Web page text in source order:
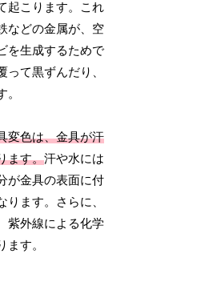
起こります。これ
などの金属が、空
を生成するためで
って黒ずんだり、
。
変色は、金具が汗
ます。汗や水には
が金具の表面に付
ります。さらに、
紫外線による化学
ます。